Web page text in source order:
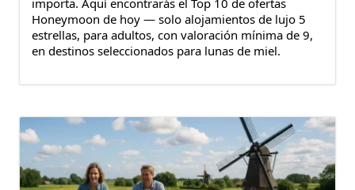
importa. Aquí encontrarás el Top 10 de ofertas
Honeymoon de hoy — solo alojamientos de lujo 5
estrellas, para adultos, con valoración mínima de 9,
en destinos seleccionados para lunas de miel.